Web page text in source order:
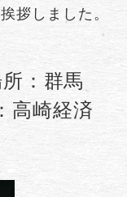
拶しました。
：群馬
高崎経済